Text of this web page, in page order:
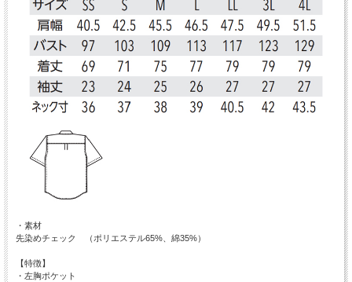
・素材
先染めチェック （ポリエステル65%、綿35%）
【特徴】
・左胸ポケット